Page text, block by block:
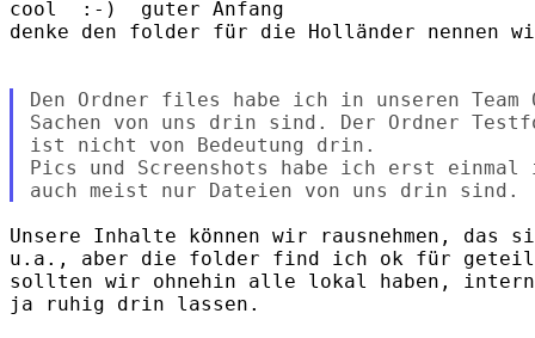
cool  :-)  guter Anfang
denke den folder für die Holländer nennen
Den Ordner files habe ich in unseren Team
Sachen von uns drin sind. Der Ordner
ist nicht von Bedeutung drin.
Pics und Screenshots habe ich erst
Unsere Inhalte können wir rausnehmen, das
u.a., aber die folder find ich ok für
sollten wir ohnehin alle lokal haben,
ja ruhig drin lassen.